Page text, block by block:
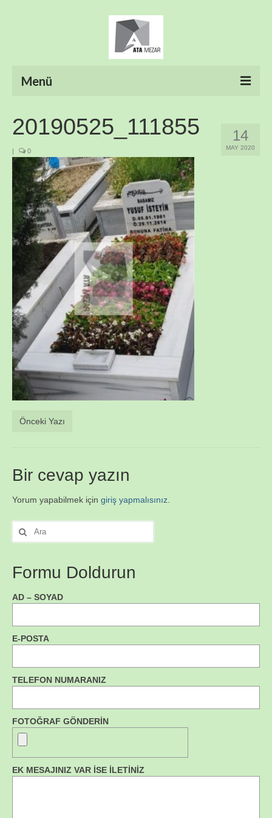
Menü
ÜRÜNLER
HİZMETLERİMİZ
FOTO GALERİ
İLETİŞİM
14
MAY 2020
20190525_111855
| 0
Önceki Yazı
Bir cevap yazın
Yorum yapabilmek için giriş yapmalısınız
Şunu
ara:
Formu Doldurun
AD – SOYAD
E-POSTA
TELEFON NUMARANIZ
FOTOĞRAF GÖNDERİN
EK MESAJINIZ VAR İSE İLETİNİZ